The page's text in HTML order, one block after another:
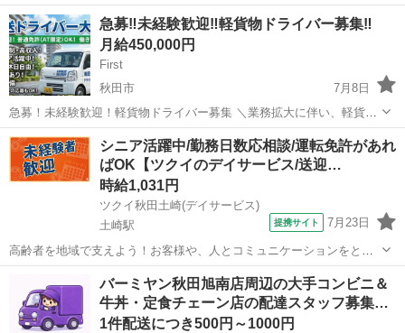
バイト、始めませんか？ アプリで空いた時間にサクッと配達！ 配達す
るかどうかは、オファーを見てその場で自由に決められます♪
―――――――――― ...
秋田 秋田市 配送 スタッフ
急募‼️未経験歓迎‼️軽貨物ドライバー募集‼️
月給450,000円
First
秋田市
7月8日
急募！未経験歓迎！軽貨物ドライバー募集 ＼業務拡大に伴い、軽貨物
ドライバー大募集！／ 弊社ドライバーの約8割が未経験からスター
ト！ 宅配や企業配送を中心に、安定して稼げる環境が整っています。
【主な業務...
秋田 秋田市 物流 貨物
シニア活躍中/勤務日数応相談/運転免許があれ
ばOK【ツクイのデイサービス/送迎…
時給1,031円
ツクイ秋田土崎(デイサービス)
土崎駅
提携サイト 7月23日
高齢者を地域で支えよう！お客様や、人とコミュニケーションをとる
のが大好きな方大歓迎♪ ★☆ 働きやすいメリット多数 ★☆ ＼＼サー
ビス・職種の魅力／／ 送迎業務を通して、お客様から感謝の言葉を直
接いただけたり、信頼関係を...
土崎駅 その他
バーミヤン秋田旭南店周辺の大手コンビニ＆
牛丼・定食チェーン店の配達スタッフ募集…
1件配送につき500円～1000円